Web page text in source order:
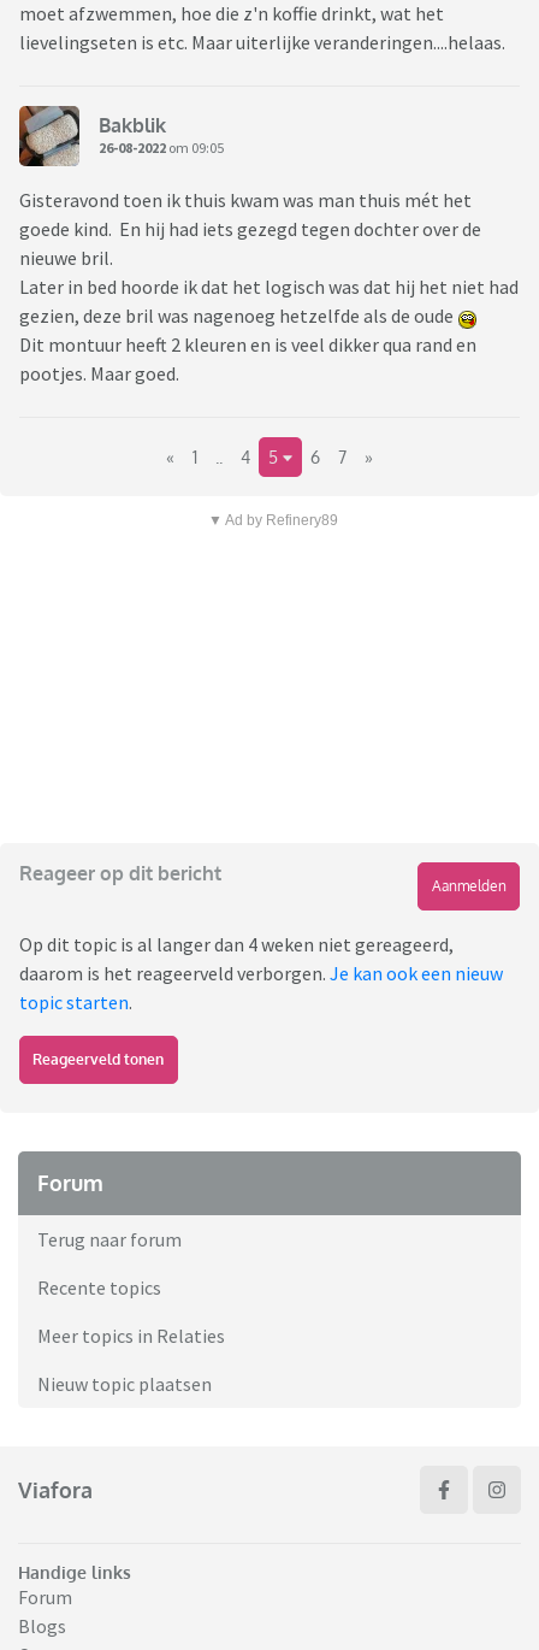
moet afzwemmen, hoe die z'n koffie drinkt, wat het
lievelingseten is etc. Maar uiterlijke veranderingen....helaas.
Bakblik
26-08-2022 om 09:05
Gisteravond toen ik thuis kwam was man thuis mét het
goede kind. En hij had iets gezegd tegen dochter over de
nieuwe bril.
Later in bed hoorde ik dat het logisch was dat hij het niet had
gezien, deze bril was nagenoeg hetzelfde als de oude
Dit montuur heeft 2 kleuren en is veel dikker qua rand en
pootjes. Maar goed.
« 1 4 5 6 7 »
▼ Ad by Refinery89
Reageer op dit bericht
Aanmelden
Op dit topic is al langer dan 4 weken niet gereageerd,
daarom is het reageerveld verborgen. Je kan ook een nieuw
topic starten.
Reageerveld tonen
Forum
Terug naar forum
Recente topics
Meer topics in Relaties
Nieuw topic plaatsen
Viafora
Handige links
Forum
Blogs